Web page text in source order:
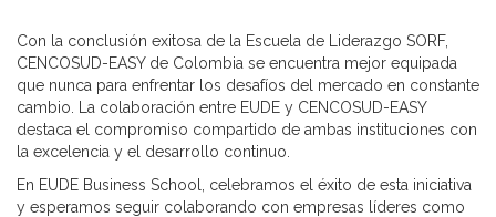
Con la conclusión exitosa de la Escuela de Liderazgo SORF,
CENCOSUD-EASY de Colombia se encuentra mejor equipada
que nunca para enfrentar los desafíos del mercado en constante
cambio. La colaboración entre EUDE y CENCOSUD-EASY
destaca el compromiso compartido de ambas instituciones con
la excelencia y el desarrollo continuo.
En EUDE Business School, celebramos el éxito de esta iniciativa
y esperamos seguir colaborando con empresas líderes como